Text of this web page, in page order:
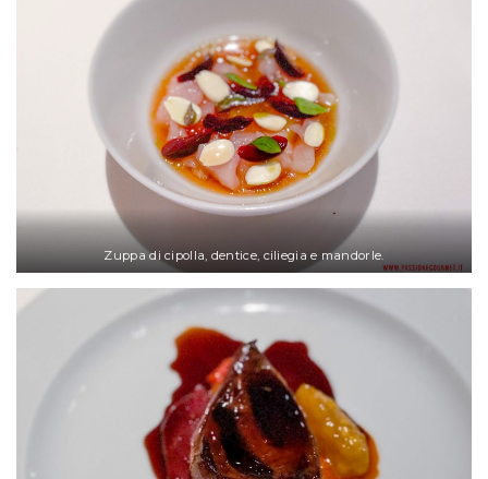
Zuppa di cipolla, dentice, ciliegia e mandorle.